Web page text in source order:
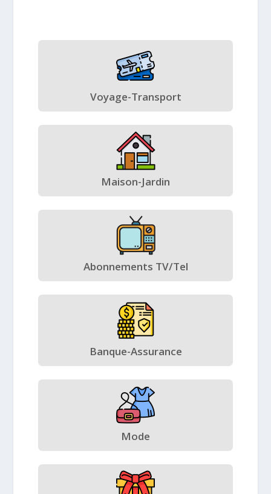
Voyage-Transport
Maison-Jardin
Abonnements TV/Tel
Banque-Assurance
Mode